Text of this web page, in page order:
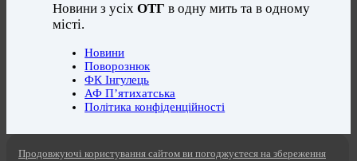
Новини з усіхОТГ в одну мить та в одному
місті.
Новини
Поворознюк
ФК Інгулець
АФ П’ятихатська
Політика конфіденційності
Продовжуючі користування сайтом ви погоджуєтеся на збереження